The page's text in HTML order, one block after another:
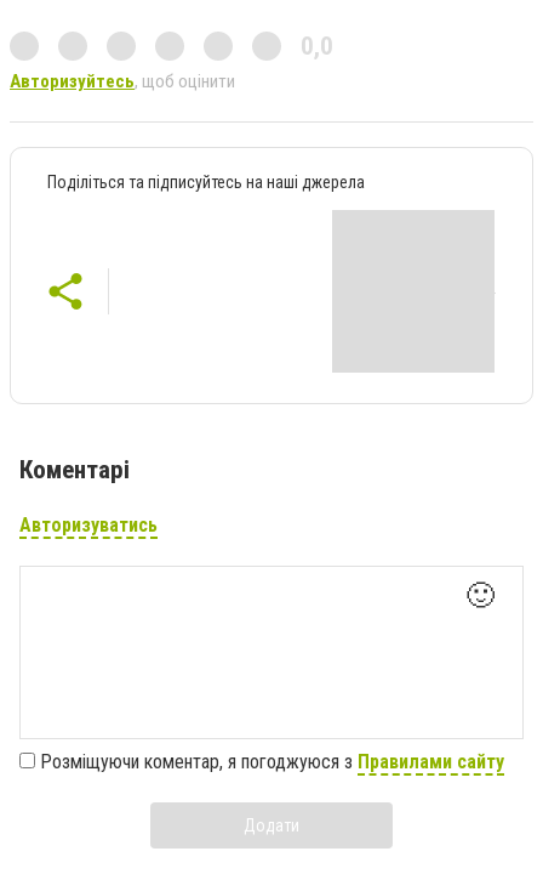
0,0
Авторизуйтесь, щоб оцінити
Поділіться та підписуйтесь на наші джерела
Коментарі
Авторизуватись
🙂
Розміщуючи коментар, я погоджуюся з Правилами сайту
Додати